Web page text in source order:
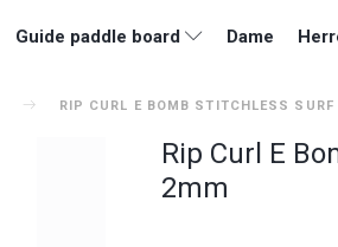
Guide paddle board Dame
RIP CURL E BOMB STITCHLESS SURF
Rip Curl E
2mm